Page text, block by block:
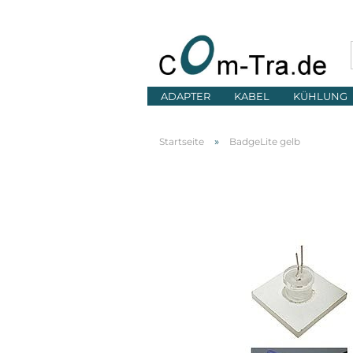
ADAPTER KABEL KÜHLUNG
Startseite » BadgeLite gelb